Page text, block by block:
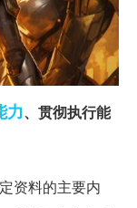
力、贯彻执行能
资料的主要内